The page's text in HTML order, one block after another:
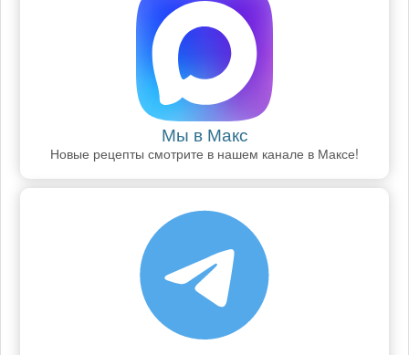
Мы в Макс
Новые рецепты смотрите в нашем канале в Максе!